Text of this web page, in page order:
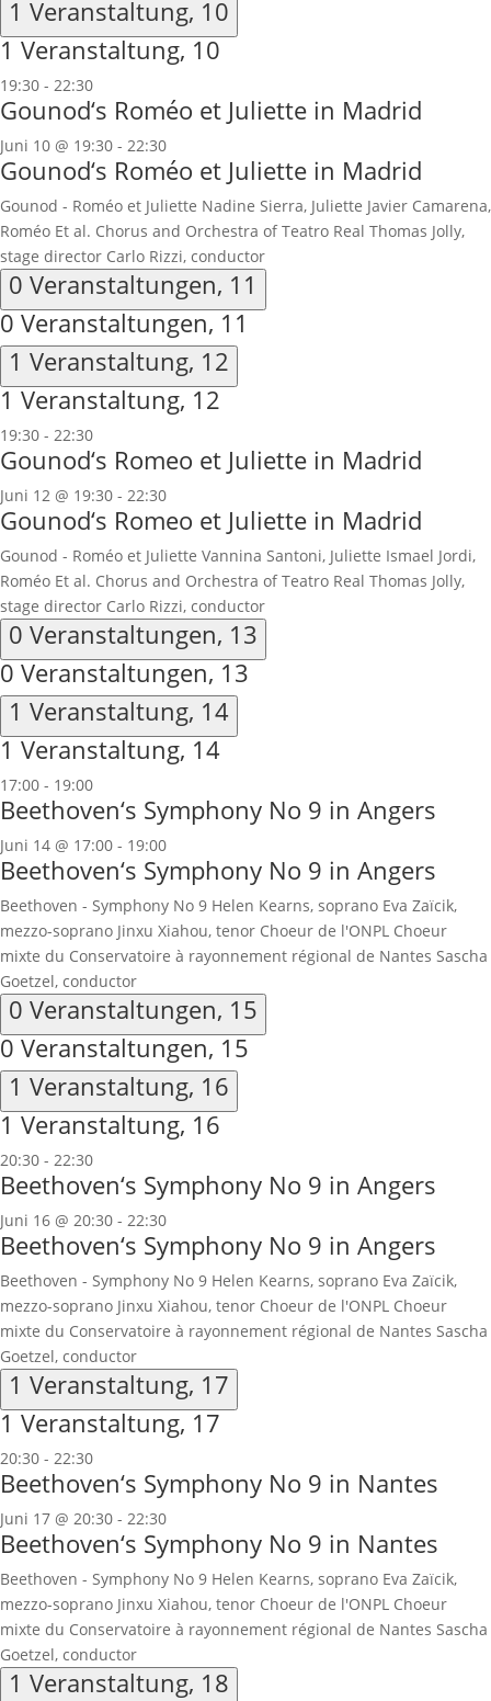
1 Veranstaltung, 10
1 Veranstaltung, 10
19:30 - 22:30
Gounod‘s Roméo et Juliette in Madrid
Juni 10 @ 19:30 - 22:30
Gounod‘s Roméo et Juliette in Madrid
Gounod - Roméo et Juliette Nadine Sierra, Juliette Javier Camarena,
Roméo Et al. Chorus and Orchestra of Teatro Real Thomas Jolly,
stage director Carlo Rizzi, conductor
0 Veranstaltungen, 11
0 Veranstaltungen, 11
1 Veranstaltung, 12
1 Veranstaltung, 12
19:30 - 22:30
Gounod‘s Romeo et Juliette in Madrid
Juni 12 @ 19:30 - 22:30
Gounod‘s Romeo et Juliette in Madrid
Gounod - Roméo et Juliette Vannina Santoni, Juliette Ismael Jordi,
Roméo Et al. Chorus and Orchestra of Teatro Real Thomas Jolly,
stage director Carlo Rizzi, conductor
0 Veranstaltungen, 13
0 Veranstaltungen, 13
1 Veranstaltung, 14
1 Veranstaltung, 14
17:00 - 19:00
Beethoven‘s Symphony No 9 in Angers
Juni 14 @ 17:00 - 19:00
Beethoven‘s Symphony No 9 in Angers
Beethoven - Symphony No 9 Helen Kearns, soprano Eva Zaïcik,
mezzo-soprano Jinxu Xiahou, tenor Choeur de l'ONPL Choeur
mixte du Conservatoire à rayonnement régional de Nantes Sascha
Goetzel, conductor
0 Veranstaltungen, 15
0 Veranstaltungen, 15
1 Veranstaltung, 16
1 Veranstaltung, 16
20:30 - 22:30
Beethoven‘s Symphony No 9 in Angers
Juni 16 @ 20:30 - 22:30
Beethoven‘s Symphony No 9 in Angers
Beethoven - Symphony No 9 Helen Kearns, soprano Eva Zaïcik,
mezzo-soprano Jinxu Xiahou, tenor Choeur de l'ONPL Choeur
mixte du Conservatoire à rayonnement régional de Nantes Sascha
Goetzel, conductor
1 Veranstaltung, 17
1 Veranstaltung, 17
20:30 - 22:30
Beethoven‘s Symphony No 9 in Nantes
Juni 17 @ 20:30 - 22:30
Beethoven‘s Symphony No 9 in Nantes
Beethoven - Symphony No 9 Helen Kearns, soprano Eva Zaïcik,
mezzo-soprano Jinxu Xiahou, tenor Choeur de l'ONPL Choeur
mixte du Conservatoire à rayonnement régional de Nantes Sascha
Goetzel, conductor
1 Veranstaltung, 18